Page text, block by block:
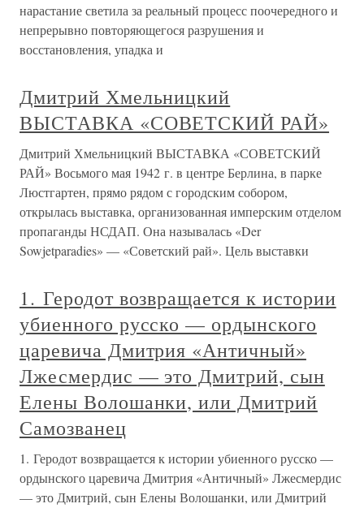
нарастание светила за реальный процесс поочередного и
непрерывно повторяющегося разрушения и
восстановления, упадка и
Дмитрий Хмельницкий
ВЫСТАВКА «СОВЕТСКИЙ РАЙ»
Дмитрий Хмельницкий ВЫСТАВКА «СОВЕТСКИЙ
РАЙ» Восьмого мая 1942 г. в центре Берлина, в парке
Люстгартен, прямо рядом с городским собором,
открылась выставка, организованная имперским отделом
пропаганды НСДАП. Она называлась «Der
Sowjetparadies» — «Советский рай». Цель выставки
1. Геродот возвращается к истории
убиенного русско — ордынского
царевича Дмитрия «Античный»
Лжесмердис — это Дмитрий, сын
Елены Волошанки, или Дмитрий
Самозванец
1. Геродот возвращается к истории убиенного русско —
ордынского царевича Дмитрия «Античный» Лжесмердис
— это Дмитрий, сын Елены Волошанки, или Дмитрий